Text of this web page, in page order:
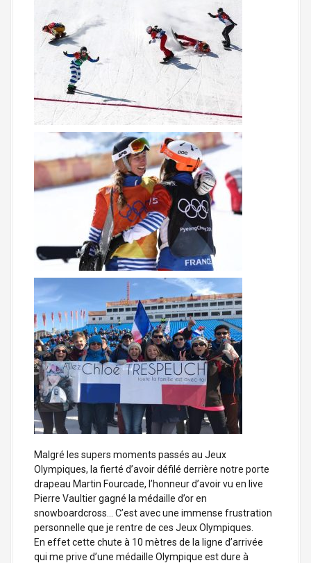
Malgré les supers moments passés au Jeux
Olympiques, la fierté d’avoir défilé derrière notre porte
drapeau Martin Fourcade, l’honneur d’avoir vu en live
Pierre Vaultier gagné la médaille d’or en
snowboardcross… C’est avec une immense frustration
personnelle que je rentre de ces Jeux Olympiques.
En effet cette chute à 10 mètres de la ligne d’arrivée
qui me prive d’une médaille Olympique est dure à